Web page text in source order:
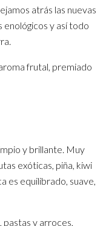
atrás las nuevas
enológicos y así todo
frutal, premiado
y brillante. Muy
exóticas, piña, kiwi
es equilibrado, suave,
y arroces,